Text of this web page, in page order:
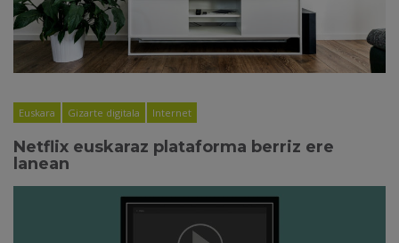
Euskara Gizarte digitala Internet
Netflix euskaraz plataforma berriz ere
lanean